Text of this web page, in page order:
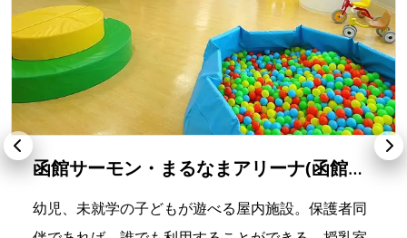
函館サーモン・まるなまアリーナ(函館アリーナ) キッズルーム
幼児、未就学の子どもが遊べる屋内施設。保護者同